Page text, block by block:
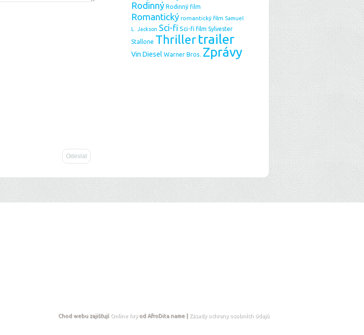
Rodinný Rodinný film
Romantický romantický film Samuel
L. Jackson Sci-fi Sci-fi film Sylvester
Stallone Thrillertrailer
Vin Diesel Warner Bros. Zprávy
Chod webu zajišťují Online hryod AfroDita.name | Zásady ochrany osobních údajů